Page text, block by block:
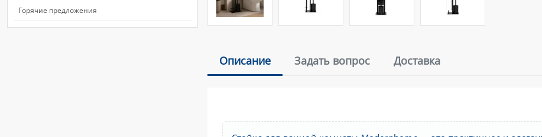
Горячие предложения
Описание Задать вопрос Доставка